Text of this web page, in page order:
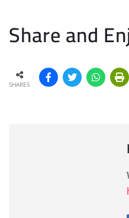
Share and
SHARES